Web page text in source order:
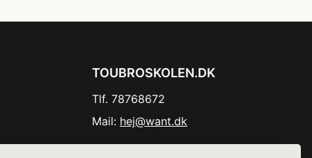
TOUBROSKOLEN.DK
Tlf. 78768672
Mail: hej@want.dk